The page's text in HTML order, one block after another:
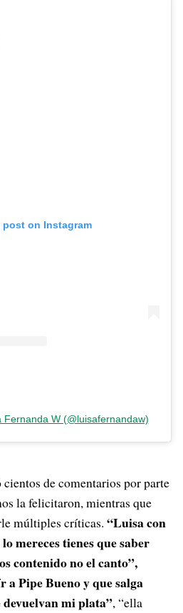
post on Instagram
Fernanda W (@luisafernandaw)
de comentarios por parte
la felicitaron, mientras que
múltiples críticas. “Luisa con
mereces tienes que saber
contenido no el canto”,
a Pipe Bueno y que salga
mi plata”, “ella